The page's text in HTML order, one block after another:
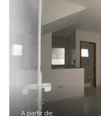
A partir de: